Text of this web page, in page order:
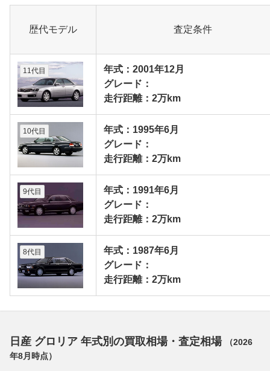
歴代モデル 査定条件
11代目
年式：2001年12月
グレード：
走行距離：2万km
10代目
年式：1995年6月
グレード：
走行距離：2万km
9代目
年式：1991年6月
グレード：
走行距離：2万km
8代目
年式：1987年6月
グレード：
走行距離：2万km
日産 グロリア 年式別の買取相場・査定相場 （2026
年8月 時点）